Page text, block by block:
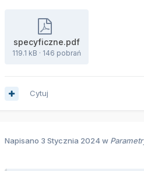
specyficzne.pdf
119.1 kB · 146 pobrań
Cytuj
Napisano 3 Stycznia 2024w